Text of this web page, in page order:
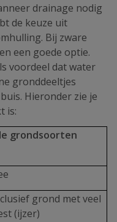
drainage nodig
de keuze uit
Bij zware
een goede optie.
voordeel dat water
gronddeeltjes
Hieronder zie je
is:
grondsoorten
grond met veel
(ijzer)